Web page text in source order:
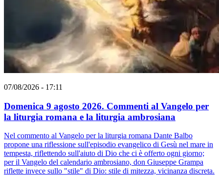
07/08/2026 - 17:11
Domenica 9 agosto 2026. Commenti al Vangelo per
la liturgia romana e la liturgia ambrosiana
Nel commento al Vangelo per la liturgia romana Dante Balbo
propone una riflessione sull'episodio evangelico di Gesù nel mare in
tempesta, riflettendo sull'aiuto di Dio che ci è offerto ogni giorno;
per il Vangelo del calendario ambrosiano, don Giuseppe Grampa
riflette invece sullo "stile" di Dio: stile di mitezza, vicinanza discreta.